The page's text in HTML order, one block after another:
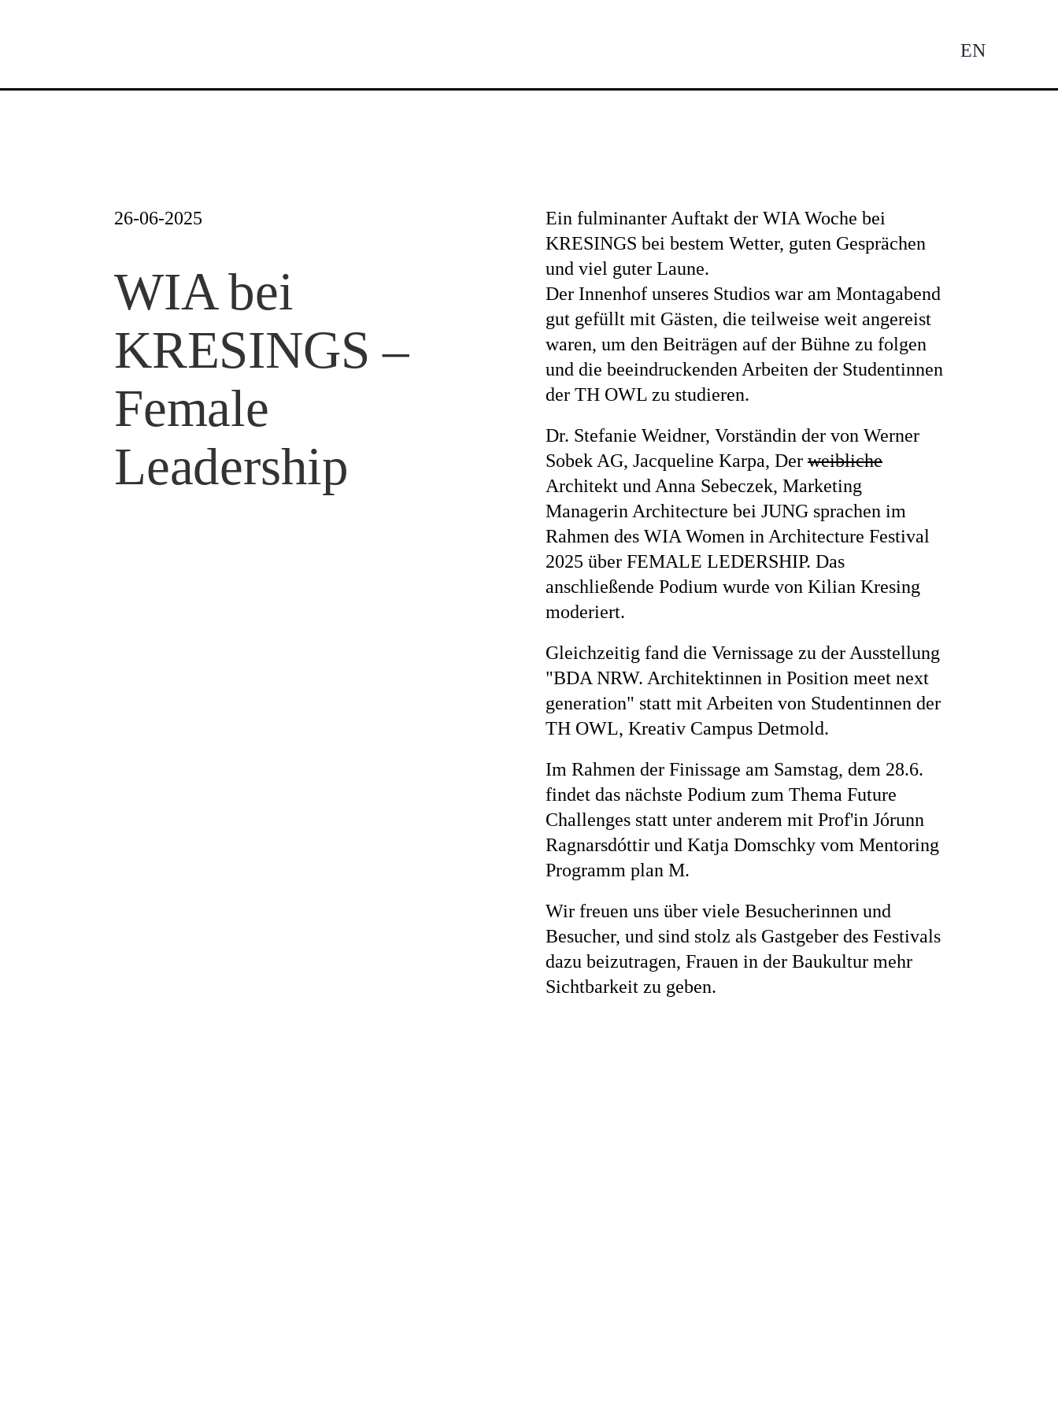
EN
Profil
Projekte
Magazine
Awards
Soziales
Themen
Jobs
Kontakt
Datenschutz
26-06-2025
WIA bei
KRESINGS –
Female
Leadership
Ein fulminanter Auftakt der WIA Woche bei
KRESINGS bei bestem Wetter, guten Gesprächen
und viel guter Laune.
Der Innenhof unseres Studios war am Montagabend
gut gefüllt mit Gästen, die teilweise weit angereist
waren, um den Beiträgen auf der Bühne zu folgen
und die beeindruckenden Arbeiten der Studentinnen
der TH OWL zu studieren.
Dr. Stefanie Weidner, Vorständin der von Werner
Sobek AG, Jacqueline Karpa, Derweibliche
Architekt und Anna Sebeczek, Marketing
Managerin Architecture bei JUNG sprachen im
Rahmen des WIA Women in Architecture Festival
2025 über FEMALE LEDERSHIP. Das
anschließende Podium wurde von Kilian Kresing
moderiert.
Gleichzeitig fand die Vernissage zu der Ausstellung
"BDA NRW. Architektinnen in Position meet next
generation" statt mit Arbeiten von Studentinnen der
TH OWL, Kreativ Campus Detmold.
Im Rahmen der Finissage am Samstag, dem 28.6.
findet das nächste Podium zum Thema Future
Challenges statt unter anderem mit Prof'in Jórunn
Ragnarsdóttir und Katja Domschky vom Mentoring
Programm plan M.
Wir freuen uns über viele Besucherinnen und
Besucher, und sind stolz als Gastgeber des Festivals
dazu beizutragen, Frauen in der Baukultur mehr
Sichtbarkeit zu geben.